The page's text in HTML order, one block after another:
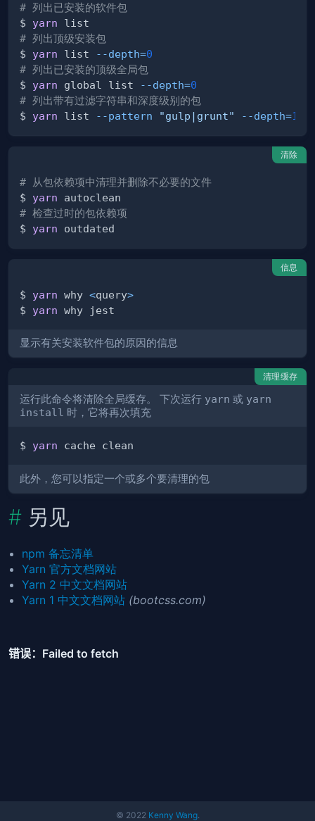
# 列出已安装的软件包
$ yarn
# 列出顶级安装包
$ yarn list --depth=0
# 列出已安装的顶级全局包
$ yarn global list --depth=0
# 列出带有过滤字符串和深度级别的包
$ yarn list --pattern "gulp|grunt" --depth=1
清除
# 从包依赖项中清理并删除不必要的文件
$ yarn
# 检查过时的包依赖项
$ yarn
信息
$ yarn why <query>
$ yarn
显示有关安装软件包的原因的信息
清理缓存
运行此命令将清除全局缓存。 下次运行 yarn 或 yarn
install 时，它将再次填充
$ yarn
此外，您可以指定一个或多个要清理的包
另见
npm 备忘清单
Yarn 官方文档网站
Yarn 2 中文文档网站
Yarn 1 中文文档网站 (bootcss.com)
© 2022 Kenny Wang.